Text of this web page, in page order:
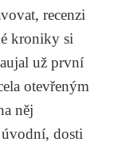
recenzi
kroniky si
už první
otevřeným
něj
úvodní, dosti